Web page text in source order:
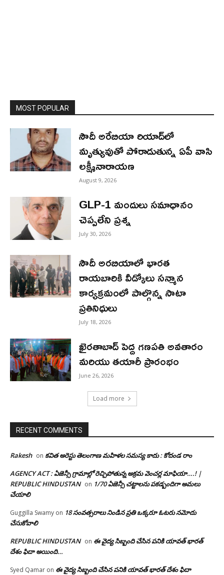
MOST POPULAR
సౌదీ అరేబియా రియాద్‌లో
మృత్యువుతో పోరాడుతున్న ఏపీ వాసి
లక్ష్మీనారాయణ
August 9, 2026
GLP-1 మందులు సమాధానం
చెప్పలేని ప్రశ్న
July 30, 2026
సౌదీ అరబియాలో భారత
రాయబారికి వీడ్కోలు సన్మాన
కార్యక్రమంలో పాల్గొన్న సాటా
ప్రతినిధులు
July 18, 2026
ఖైరతాబాద్ పెద్ద గణపతి అవతారం
మరియు తయారీ ప్రారంభం
June 26, 2026
Load more
RECENT COMMENTS
Rakesh on కవిత అరెస్టు తెలంగాణ మహిళల సమస్య కాదు : కోదండ రాం
AGENCY ACT : ఏజెన్సీ గ్రామాల్లో రెచ్చిపోతున్న అక్రమ వెంచర్ల మాఫియా….! |
REPUBLIC HINDUSTAN on 1/70 ఏజెన్సీ చట్టాలను పకడ్బందిగా అమలు
చేయాలి
Guggilla Swamy on 18 సంవత్సరాలు నిండిన ప్రతి ఒక్కరూ ఓటరు నమోదు
చేసుకోవాలి
REPUBLIC HINDUSTAN on ఈ వైద్య సిబ్బంది చేసిన పనికి యావత్ భారత్
దేశం ఫిదా అయింది…
Syed Qamar on ఈ వైద్య సిబ్బంది చేసిన పనికి యావత్ భారత్ దేశం ఫిదా